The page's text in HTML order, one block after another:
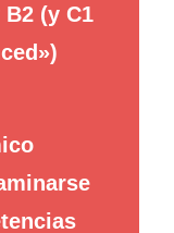
(y C1